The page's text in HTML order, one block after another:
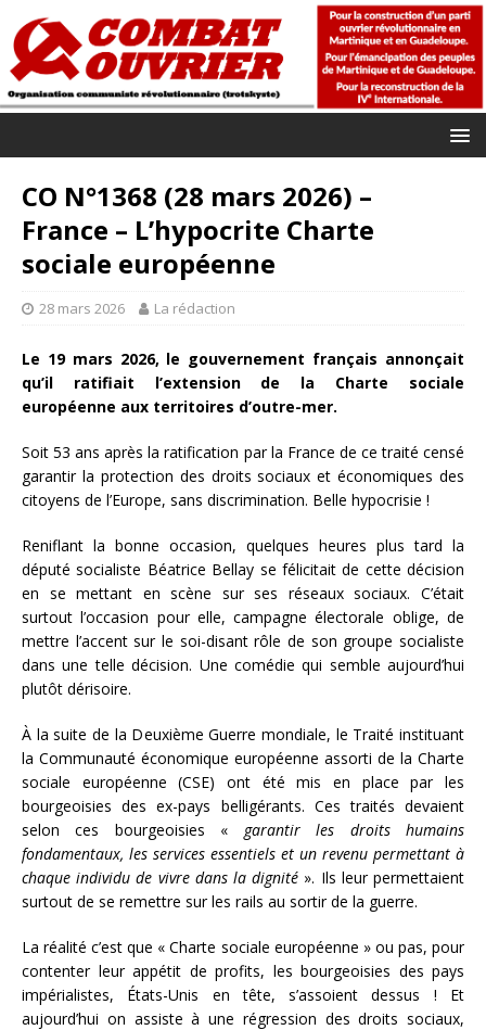
CO N°1368 (28 mars 2026) –
France – L’hypocrite Charte
sociale européenne
28 mars 2026 La rédaction
Le 19 mars 2026, le gouvernement français annonçait
qu’il ratifiait l’extension de la Charte sociale
européenne aux territoires d’outre-mer.
Soit 53 ans après la ratification par la France de ce traité censé
garantir la protection des droits sociaux et économiques des
citoyens de l’Europe, sans discrimination. Belle hypocrisie !
Reniflant la bonne occasion, quelques heures plus tard la
député socialiste Béatrice Bellay se félicitait de cette décision
en se mettant en scène sur ses réseaux sociaux. C’était
surtout l’occasion pour elle, campagne électorale oblige, de
mettre l’accent sur le soi-disant rôle de son groupe socialiste
dans une telle décision. Une comédie qui semble aujourd’hui
plutôt dérisoire.
À la suite de la Deuxième Guerre mondiale, le Traité instituant
la Communauté économique européenne assorti de la Charte
sociale européenne (CSE) ont été mis en place par les
bourgeoisies des ex-pays belligérants. Ces traités devaient
selon ces bourgeoisies « garantir les droits humains
fondamentaux, les services essentiels et un revenu permettant à
chaque individu de vivre dans la dignité ». Ils leur permettaient
surtout de se remettre sur les rails au sortir de la guerre.
La réalité c’est que « Charte sociale européenne » ou pas, pour
contenter leur appétit de profits, les bourgeoisies des pays
impérialistes, États-Unis en tête, s’assoient dessus ! Et
aujourd’hui on assiste à une régression des droits sociaux,